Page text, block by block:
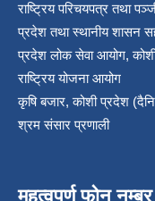
राष्ट्रिय परिचयपत्र तथा
प्रदेश तथा स्थानीय शासन
प्रदेश लोक सेवा आयोग,
राष्ट्रिय योजना आयोग
कृषि बजार, कोशी प्रदेश
श्रम संसार प्रणाली
महत्वपूर्ण फोन नम्बर